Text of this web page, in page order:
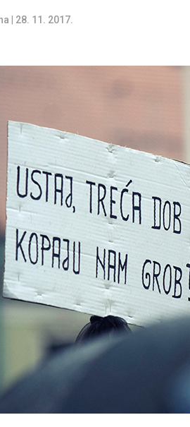
28. 11. 2017.